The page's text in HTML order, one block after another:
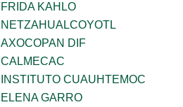
FRIDA KAHLO
NETZAHUALCOYOTL
AXOCOPAN DIF
CALMECAC
INSTITUTO CUAUHTEMOC
ELENA GARRO